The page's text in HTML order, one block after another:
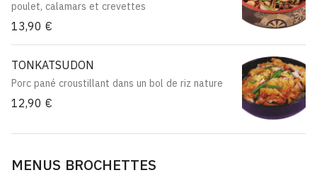
poulet, calamars et crevettes
13,90 €
TONKATSUDON
Porc pané croustillant dans un bol de riz nature
12,90 €
MENUS BROCHETTES